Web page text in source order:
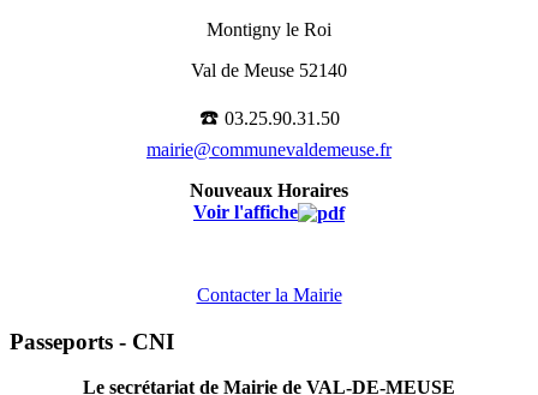
Montigny le Roi
Val de Meuse 52140
☎️ 03.25.90.31.50
mairie@communevaldemeuse.fr
Nouveaux Horaires
Voir l'affiche
Contacter la Mairie
Passeports - CNI
Le secrétariat de Mairie de VAL-DE-MEUSE